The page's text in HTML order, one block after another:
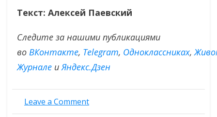
Текст: Алексей Паевский
Следите за нашими публикациями
во ВКонтакте, Тelegram, Одноклассниках,
Журнале иЯндекс.Дзен
Leave a Commenton